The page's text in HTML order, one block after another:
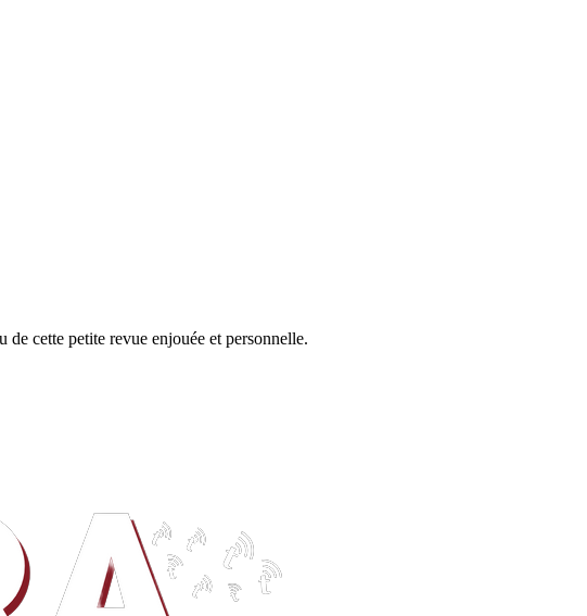
cette petite revue enjouée et personnelle.